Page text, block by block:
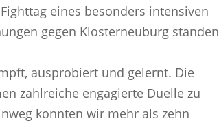
eines besonders intensiven
gegen Klosterneuburg standen
ausprobiert und gelernt. Die
zahlreiche engagierte Duelle zu
konnten wir mehr als zehn